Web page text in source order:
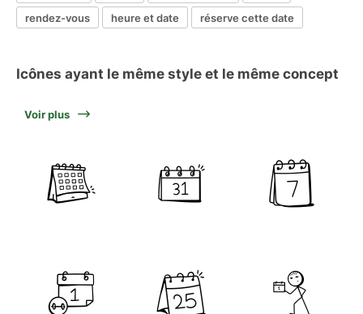
rendez-vous
heure et date réserve cette date
Icônes ayant le même style et le même concept
Voir plus